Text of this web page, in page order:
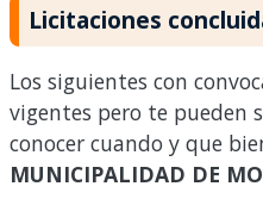
Licitaciones
Los siguientes con
vigentes pero te pueden
conocer cuando y que
MUNICIPALIDAD DE